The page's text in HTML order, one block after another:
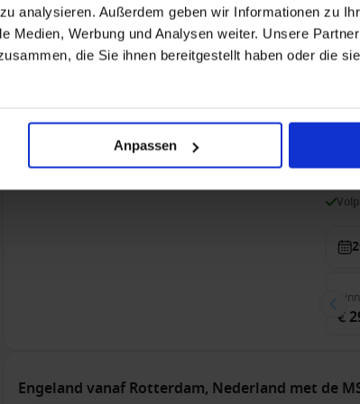
analysieren. Außerdem geben wir Informationen zu
Medien, Werbung und Analysen weiter. Unsere
die Sie ihnen bereitgestellt haben oder die
Anpassen
€
Opera
€
Engeland vanaf Rotterdam, Nederland met de